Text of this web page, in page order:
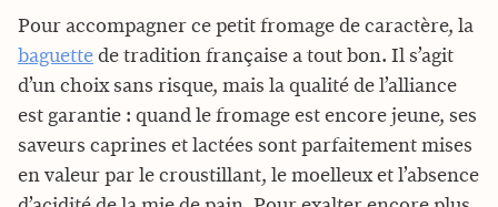
Pour accompagner ce petit fromage de caractère, la
baguette de tradition française a tout bon. Il s’agit
d’un choix sans risque, mais la qualité de l’alliance
est garantie : quand le fromage est encore jeune, ses
saveurs caprines et lactées sont parfaitement mises
en valeur par le croustillant, le moelleux et l’absence